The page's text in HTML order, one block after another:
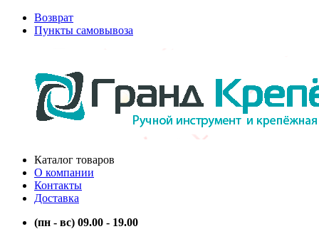
Возврат
Пункты самовывоза
Каталог товаров
О компании
Контакты
Доставка
(пн - вс) 09.00 - 19.00